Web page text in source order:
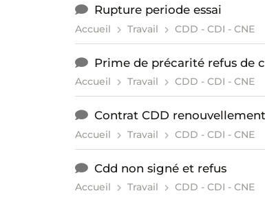
Rupture periode essai
Accueil Travail CDD - CDI - CNE
Prime de précarité refus de
Accueil Travail CDD - CDI - CNE
Contrat CDD renouvellement
Accueil Travail CDD - CDI - CNE
Cdd non signé et refus
Accueil Travail CDD - CDI - CNE